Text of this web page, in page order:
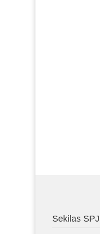
Sekilas SPJ